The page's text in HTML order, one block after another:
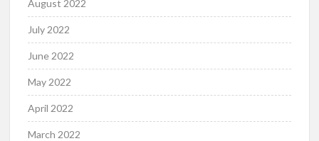
August 2022
July 2022
June 2022
May 2022
April 2022
March 2022